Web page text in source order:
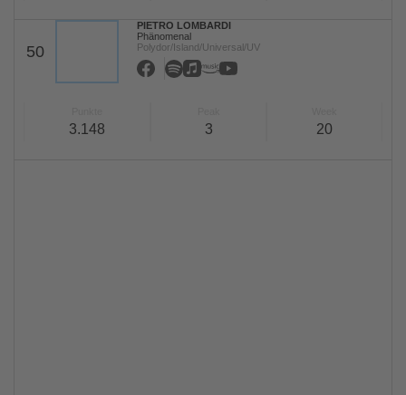
50
PIETRO LOMBARDI
Phänomenal
Polydor/Island/Universal/UV
3.148 3 20